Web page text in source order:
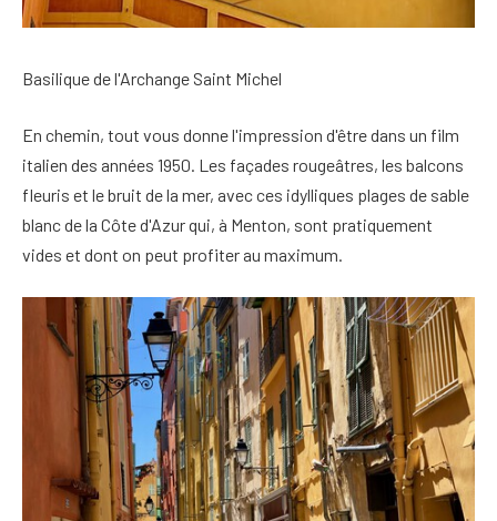
Basilique de l'Archange Saint Michel
En chemin, tout vous donne l'impression d'être dans un film
italien des années 1950. Les façades rougeâtres, les balcons
fleuris et le bruit de la mer, avec ces idylliques plages de sable
blanc de la Côte d'Azur qui, à Menton, sont pratiquement
vides et dont on peut profiter au maximum.